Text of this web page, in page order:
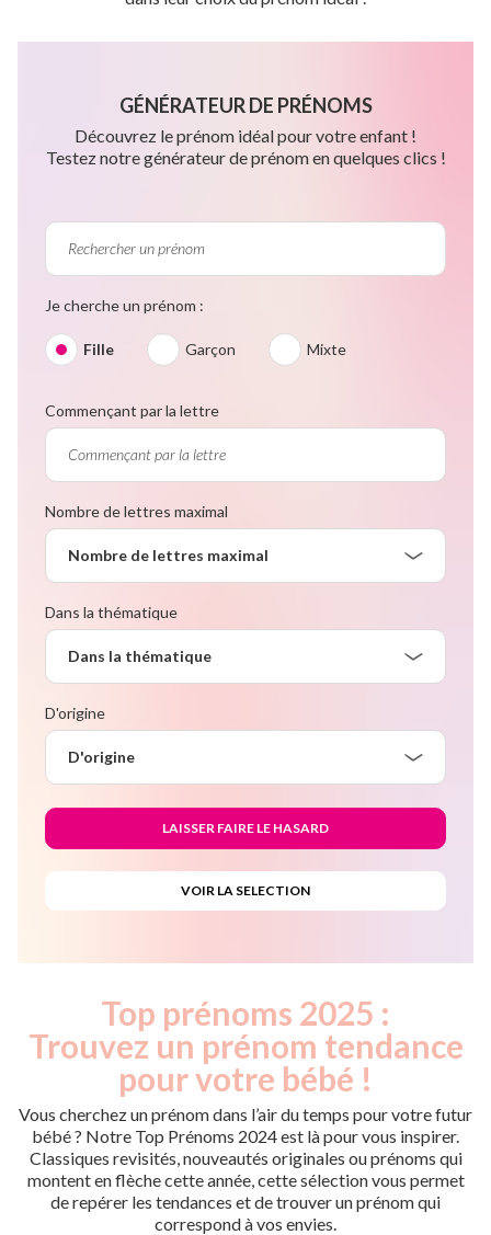
GÉNÉRATEUR DE PRÉNOMS
Découvrez le prénom idéal pour votre enfant !
Testez notre générateur de prénom en quelques clics !
Je cherche un prénom :
Fille Garçon Mixte
Commençant par la lettre
Nombre de lettres maximal
Nombre de lettres maximal
Dans la thématique
Dans la thématique
D'origine
D'origine
Top prénoms 2025 :
Trouvez un prénom tendance
pour votre bébé !
Vous cherchez un prénom dans l’air du temps pour votre futur
bébé ? Notre Top Prénoms 2024 est là pour vous inspirer.
Classiques revisités, nouveautés originales ou prénoms qui
montent en flèche cette année, cette sélection vous permet
de repérer les tendances et de trouver un prénom qui
correspond à vos envies.